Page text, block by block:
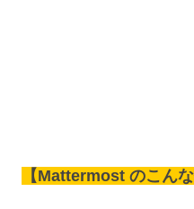
【Mattermost のこんな